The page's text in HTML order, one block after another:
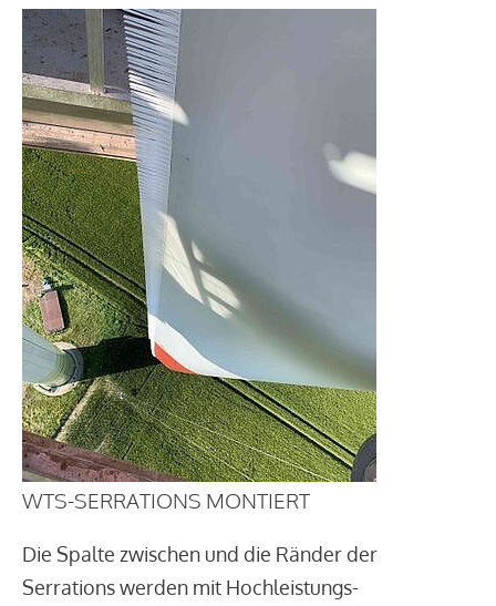
WTS-SERRATIONS MONTIERT
Die Spalte zwischen und die Ränder der
Serrations werden mit Hochleistungs-